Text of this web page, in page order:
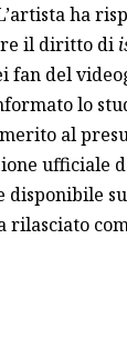
ha
il diritto di
fan del
lo
al
ufficiale
disponibile
rilasciato